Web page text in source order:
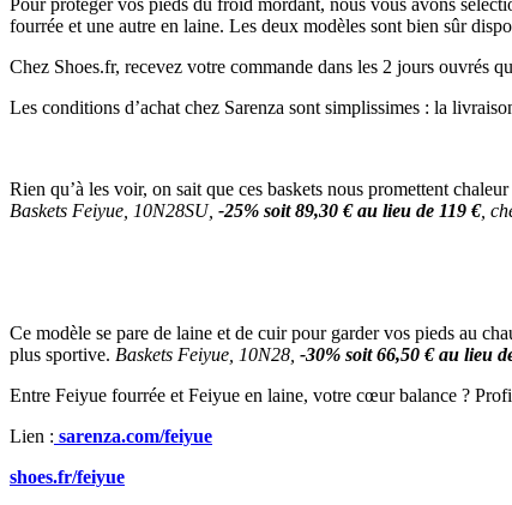
fourrée et une autre en laine. Les deux modèles sont bien sûr
Chez Shoes.fr, recevez votre commande dans les 2 jours ouvrés
Les conditions d’achat chez Sarenza sont simplissimes : la
Rien qu’à les voir, on sait que ces baskets nous promettent
Baskets Feiyue, 10N28SU, -25% soit 89,30 € au lieu de 119 €,
Ce modèle se pare de laine et de cuir pour garder vos pieds au
plus sportive. Baskets Feiyue, 10N28, -30% soit 66,50 € au lieu
Entre Feiyue fourrée et Feiyue en laine, votre cœur balance ?
Lien : sarenza.com/feiyue
shoes.fr/feiyue